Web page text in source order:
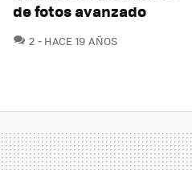
de fotos avanzado
2 COMENTARIOS
HACE 19 AÑOS